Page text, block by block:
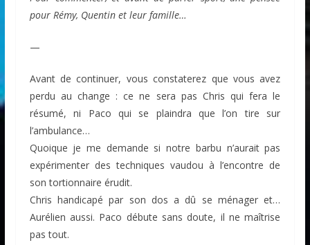
pour Rémy, Quentin et leur famille…
—
Avant de continuer, vous constaterez que vous avez
perdu au change : ce ne sera pas Chris qui fera le
résumé, ni Paco qui se plaindra que l’on tire sur
l’ambulance…
Quoique je me demande si notre barbu n’aurait pas
expérimenter des techniques vaudou à l’encontre de
son tortionnaire érudit.
Chris handicapé par son dos a dû se ménager et…
Aurélien aussi. Paco débute sans doute, il ne maîtrise
pas tout.